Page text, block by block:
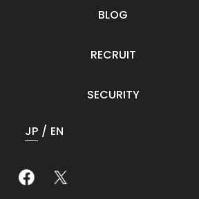
BLOG
RECRUIT
SECURITY
JP EN